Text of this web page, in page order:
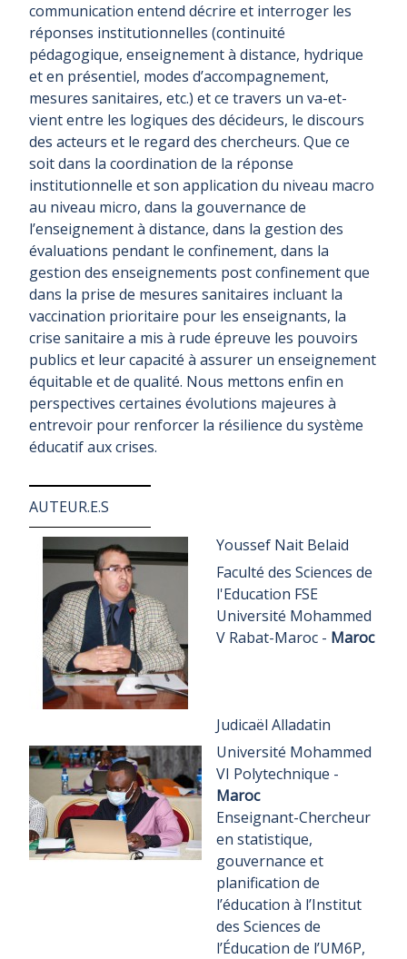
communication entend décrire et interroger les
réponses institutionnelles (continuité
pédagogique, enseignement à distance, hydrique
et en présentiel, modes d’accompagnement,
mesures sanitaires, etc.) et ce travers un va-et-
vient entre les logiques des décideurs, le discours
des acteurs et le regard des chercheurs. Que ce
soit dans la coordination de la réponse
institutionnelle et son application du niveau macro
au niveau micro, dans la gouvernance de
l’enseignement à distance, dans la gestion des
évaluations pendant le confinement, dans la
gestion des enseignements post confinement que
dans la prise de mesures sanitaires incluant la
vaccination prioritaire pour les enseignants, la
crise sanitaire a mis à rude épreuve les pouvoirs
publics et leur capacité à assurer un enseignement
équitable et de qualité. Nous mettons enfin en
perspectives certaines évolutions majeures à
entrevoir pour renforcer la résilience du système
éducatif aux crises.
AUTEUR.E.S
Youssef Nait Belaid
Faculté des Sciences de
l'Education FSE
Université Mohammed
V Rabat-Maroc - Maroc
Judicaël Alladatin
Université Mohammed
VI Polytechnique -
Maroc
Enseignant-Chercheur
en statistique,
gouvernance et
planification de
l’éducation à l’Institut
des Sciences de
l’Éducation de l’UM6P,